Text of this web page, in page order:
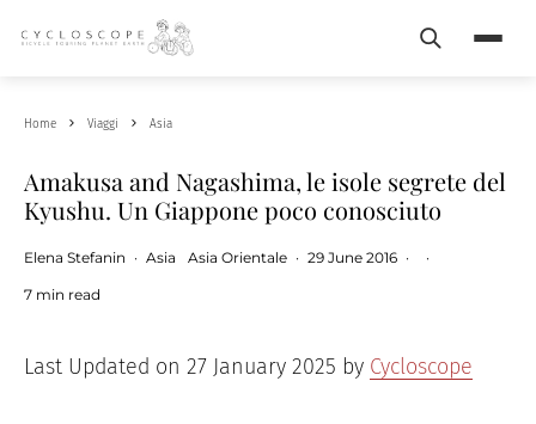
Search
Home Viaggi Asia
Amakusa and Nagashima, le isole segrete del
Kyushu. Un Giappone poco conosciuto
Elena Stefanin · Asia Asia Orientale · 29 June 2016 · ·
7 min read
Last Updated on 27 January 2025 by Cycloscope